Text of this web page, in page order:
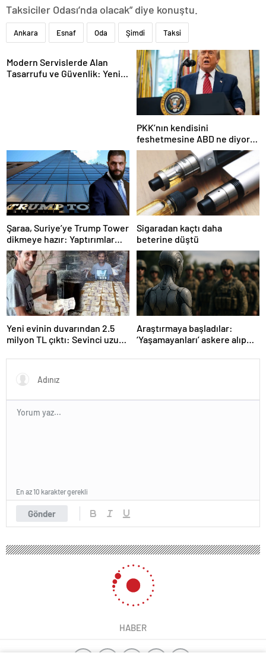
Taksiciler Odası’nda olacak” diye konuştu.
Ankara Esnaf Oda Şimdi Taksi
Modern Servislerde Alan
Tasarrufu ve Güvenlik: Yeni
PKK’nın kendisini
feshetmesine ABD ne diyor?
İlk açıklama
Şaraa, Suriye’ye Trump Tower
dikmeye hazır: Yaptırımlar
bitsin yeter
Sigaradan kaçtı daha
beterine düştü
Yeni evinin duvarından 2.5
milyon TL çıktı: Sevinci uzun
Araştırmaya başladılar:
‘Yaşamayanları’ askere alıp
Gönder
En az 10 karakter gerekli
HABER